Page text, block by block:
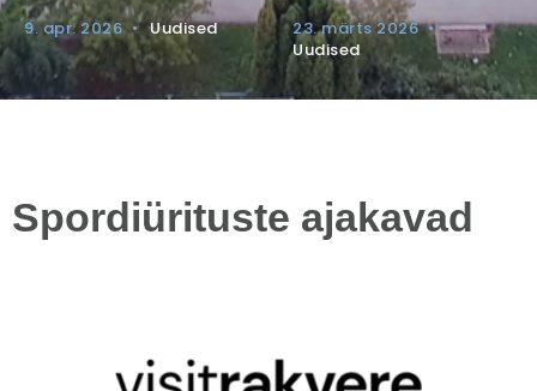
9. apr. 2026 • Uudised 23. märts 2026 •
Uudised
Spordiürituste ajakavad